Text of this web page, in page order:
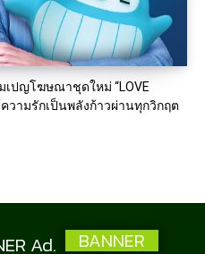
เปญโฆษณาชุดใหม่ “LOVE
วามรักเป็นพลังก้าวผ่านทุกวิกฤต
Ad. BANNER